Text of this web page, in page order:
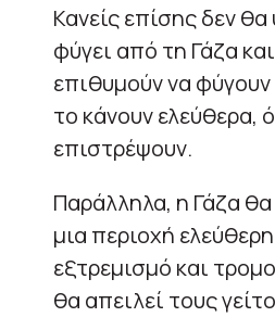
Κανείς επίσης δεν
φύγει από τη Γάζα
επιθυμούν να
το κάνουν ελεύθερα,
επιστρέψουν.
Παράλληλα, η Γάζα
μια περιοχή
εξτρεμισμό και
θα απειλεί τους